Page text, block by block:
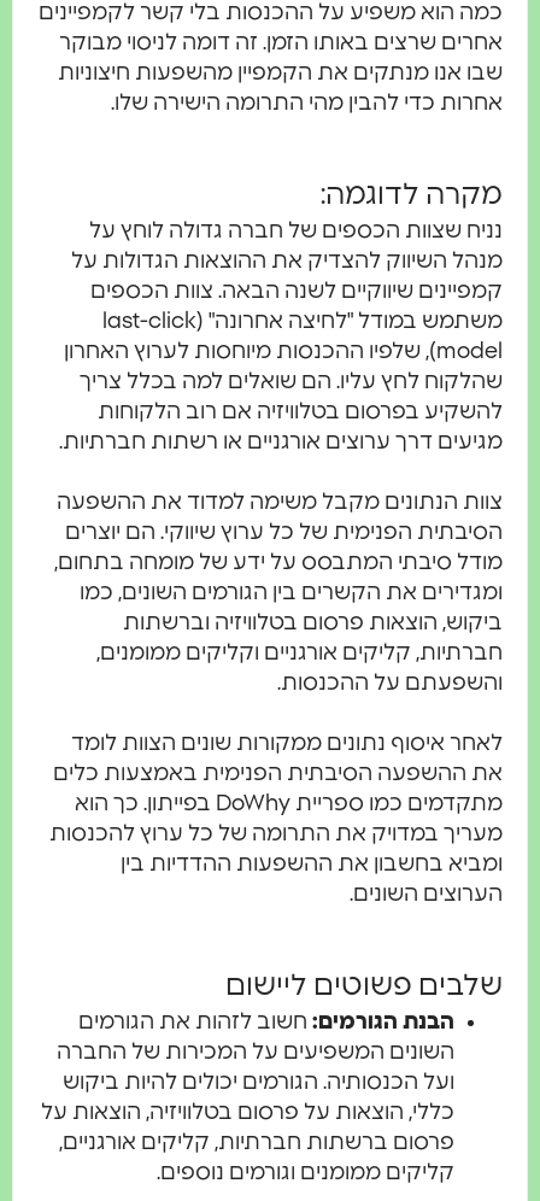
כמה הוא משפיע על ההכנסות בלי קשר לקמפיינים
אחרים שרצים באותו הזמן. זה דומה לניסוי מבוקר
שבו אנו מנתקים את הקמפיין מהשפעות חיצוניות
אחרות כדי להבין מהי התרומה הישירה שלו.
מקרה לדוגמה:
נניח שצוות הכספים של חברה גדולה לוחץ על
מנהל השיווק להצדיק את ההוצאות הגדולות על
קמפיינים שיווקיים לשנה הבאה. צוות הכספים
משתמש במודל "לחיצה אחרונה" (last-click
model), שלפיו ההכנסות מיוחסות לערוץ האחרון
שהלקוח לחץ עליו. הם שואלים למה בכלל צריך
להשקיע בפרסום בטלוויזיה אם רוב הלקוחות
מגיעים דרך ערוצים אורגניים או רשתות חברתיות.
צוות הנתונים מקבל משימה למדוד את ההשפעה
הסיבתית הפנימית של כל ערוץ שיווקי. הם יוצרים
מודל סיבתי המתבסס על ידע של מומחה בתחום,
ומגדירים את הקשרים בין הגורמים השונים, כמו
ביקוש, הוצאות פרסום בטלוויזיה וברשתות
חברתיות, קליקים אורגניים וקליקים ממומנים,
והשפעתם על ההכנסות.
לאחר איסוף נתונים ממקורות שונים הצוות לומד
את ההשפעה הסיבתית הפנימית באמצעות כלים
מתקדמים כמו ספריית DoWhy בפייתון. כך הוא
מעריך במדויק את התרומה של כל ערוץ להכנסות
ומביא בחשבון את ההשפעות ההדדיות בין
הערוצים השונים.
שלבים פשוטים ליישום
הבנת הגורמים:חשוב לזהות את הגורמים
השונים המשפיעים על המכירות של החברה
ועל הכנסותיה. הגורמים יכולים להיות ביקוש
כללי, הוצאות על פרסום בטלוויזיה, הוצאות על
פרסום ברשתות חברתיות, קליקים אורגניים,
קליקים ממומנים וגורמים נוספים.